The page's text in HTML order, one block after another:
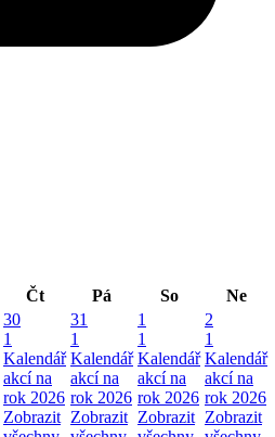
Čt Pá So
Ne
30
1
Kalendář
akcí na
rok 2026
Zobrazit
31
1
Kalendář
akcí na
rok 2026
Zobrazit
1
1
Kalendář
akcí na
rok 2026
Zobrazit
2
1
Kalendář
akcí na
rok 2026
Zobrazit